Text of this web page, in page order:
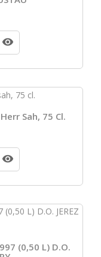
Sah, 75 Cl.
(0,50 L) D.O.